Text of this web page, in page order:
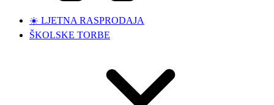
☀️ LJETNA RASPRODAJA
ŠKOLSKE TORBE